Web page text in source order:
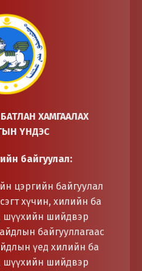
ХАМГААЛАХ
ҮНДЭС
байгуулал:
цэргийн байгуулал
хүчин, хилийн ба
шүүхийн шийдвэр
байгууллагаас
үед хилийн ба
шүүхийн шийдвэр